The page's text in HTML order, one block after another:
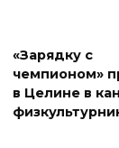
«Зарядку с
чемпионом»
в Целине в